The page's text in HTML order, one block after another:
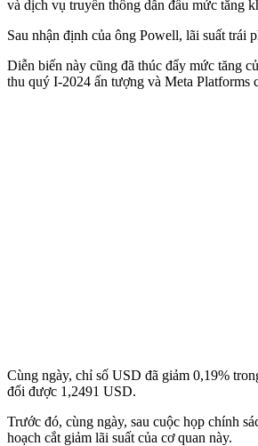
và dịch vụ truyền thông dẫn đầu mức tăng
Sau nhận định của ông Powell, lãi suất trái
Diễn biến này cũng đã thúc đẩy mức tăng
thu quý I-2024 ấn tượng và Meta Platforms
Cùng ngày, chỉ số USD đã giảm 0,19%
đổi được 1,2491 USD.
Trước đó, cùng ngày, sau cuộc họp chính
hoạch cắt giảm lãi suất của cơ quan này.